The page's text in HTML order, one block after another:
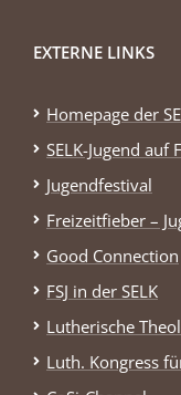
EXTERNE LINKS
Homepage der
SELK-Jugend auf
Jugendfestival
Freizeitfieber –
Good Connection
FSJ in der SELK
Lutherische
Luth. Kongress